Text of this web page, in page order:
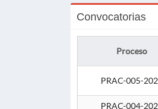
Convocatorias
Proceso
PRAC-005-
PRAC-004-